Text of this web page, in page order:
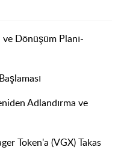
Dönüşüm Planı-
Adlandırma ve
Token'a (VGX) Takas